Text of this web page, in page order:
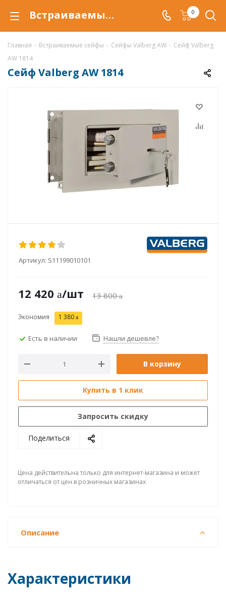
Встраиваемый сейф Valberg AW 1814 в Воронеже купить со скидкой по низкой цене в интернет-магазине ValbergSafe.ru 0
Главная - Встраиваемые сейфы - Сейфы Valberg AW - Сейф Valberg
AW 1814
Сейф Valberg AW 1814
Артикул: S11199010101
12 420 /шт 13 800
Экономия 1 380
Есть в наличии Нашли дешевле?
В корзину
Купить в 1 клик
Запросить скидку
Поделиться
Цена действительна только для интернет-магазина и может
отличаться от цен в розничных магазинах
Описание
Характеристики